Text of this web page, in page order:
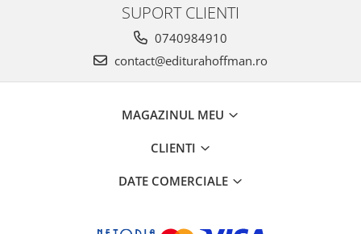
SUPORT CLIENTI
0740984910
contact@editurahoffman.ro
MAGAZINUL MEU
CLIENTI
DATE COMERCIALE